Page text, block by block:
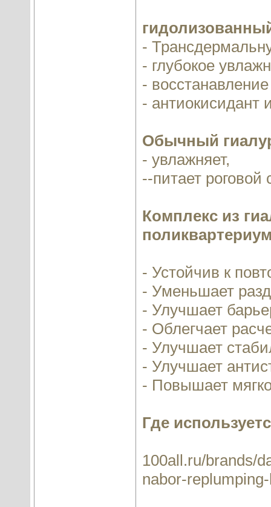
-
- глубокое
-
- антиокисидант
Обычный
- увлажняет,
--питает роговой
Комплекс из
- Устойчив к
- Уменьшает
- Улучшает
- Облегчает
- Улучшает
- Улучшает
- Повышает
Где
100all.ru/brands/
nabor-